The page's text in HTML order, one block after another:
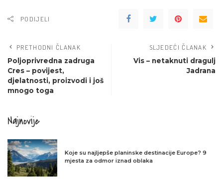
PODIJELI
PRETHODNI ČLANAK
Poljoprivredna zadruga
Cres – povijest,
djelatnosti, proizvodi i još
mnogo toga
SLJEDEĆI ČLANAK
Vis – netaknuti dragulj
Jadrana
Najnovije
Koje su najljepše planinske destinacije Europe? 9
mjesta za odmor iznad oblaka